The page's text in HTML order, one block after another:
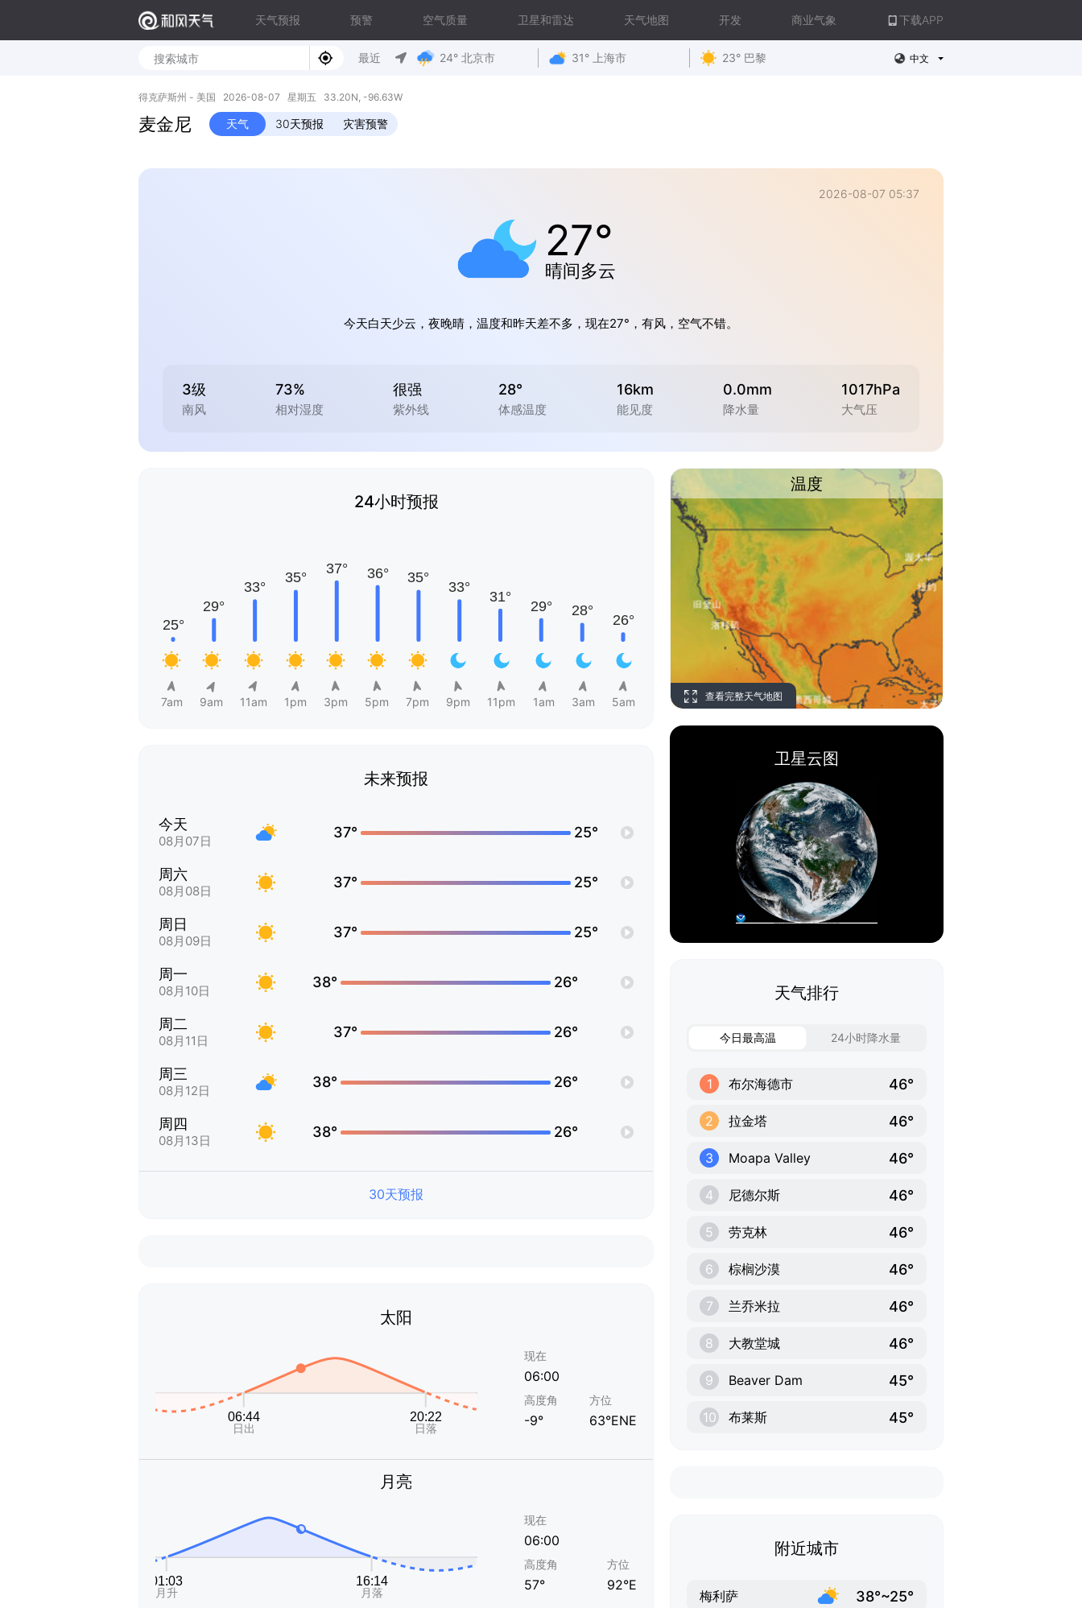
天气预报 预警 空气质量 卫星和雷达 天气地图 开发 商业气象 下载APP
最近 24° 北京市 31° 上海市 23° 巴黎 中文
得克萨斯州 - 美国 2026-08-07 星期五 33.20N, -96.63W
麦金尼 天气 30天预报 灾害预警
2026-08-07 05:37
27°
晴间多云
今天白天少云，夜晚晴，温度和昨天差不多，现在27°，有风，空气不错。
3级
南风
73%
相对湿度
很强
紫外线
28°
体感温度
16km
能见度
0.0mm
降水量
1017hPa
大气压
24小时预报
7am 9am 11am 1pm 3pm 5pm 7pm 9pm 11pm 1am 3am 5am
未来预报
今天
08月07日
37° 25°
周六
08月08日
37° 25°
周日
08月09日
37° 25°
周一
08月10日
38° 26°
周二
08月11日
37° 26°
周三
08月12日
38° 26°
周四
08月13日
38° 26°
30天预报
太阳
现在
06:00
高度角
-9°
方位
63°ENE
月亮
现在
06:00
高度角
57°
方位
92°E
温度
查看完整天气地图
卫星云图
天气排行
今日最高温 24小时降水量
1 布尔海德市 46°
2 拉金塔 46°
3 Moapa Valley 46°
4 尼德尔斯 46°
5 劳克林 46°
6 棕榈沙漠 46°
7 兰乔米拉 46°
8 大教堂城 46°
9 Beaver Dam 45°
10 布莱斯 45°
附近城市
梅利萨 38°~25°